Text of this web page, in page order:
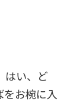
はい、ど
お椀に入